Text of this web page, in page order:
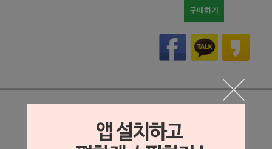
구매하기
상세정보 새창 열기